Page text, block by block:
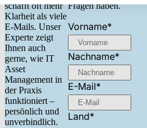
schafft oft mehr
Klarheit als viele
E-Mails. Unser
Experte zeigt
Ihnen auch
gerne, wie IT
Asset
Management in
der Praxis
funktioniert –
persönlich und
unverbindlich.
Fragen haben.
Vorname*
Nachname*
E-Mail*
Land*